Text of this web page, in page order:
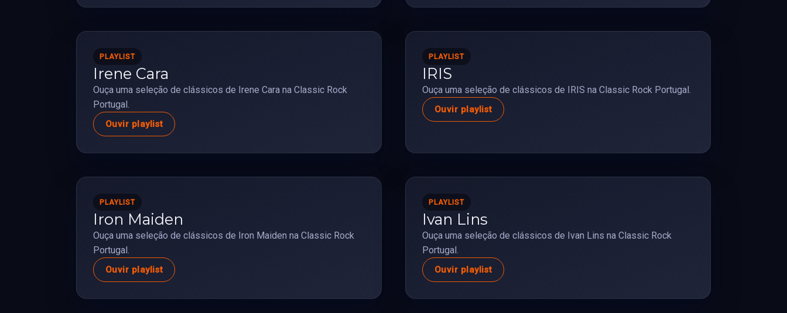
PLAYLIST
Irene Cara
Ouça uma seleção de clássicos de Irene Cara na Classic Rock
Portugal.
Ouvir playlist
PLAYLIST
IRIS
Ouça uma seleção de clássicos de IRIS na Classic Rock Portugal.
Ouvir playlist
PLAYLIST
Iron Maiden
Ouça uma seleção de clássicos de Iron Maiden na Classic Rock
Portugal.
Ouvir playlist
PLAYLIST
Ivan Lins
Ouça uma seleção de clássicos de Ivan Lins na Classic Rock
Portugal.
Ouvir playlist